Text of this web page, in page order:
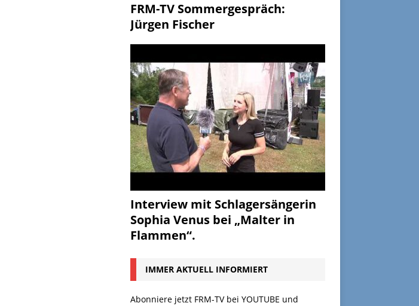
FRM-TV Sommergespräch:
Jürgen Fischer
Interview mit Schlagersängerin
Sophia Venus bei „Malter in
Flammen“.
IMMER AKTUELL INFORMIERT
Abonniere jetzt FRM-TV bei YOUTUBE und